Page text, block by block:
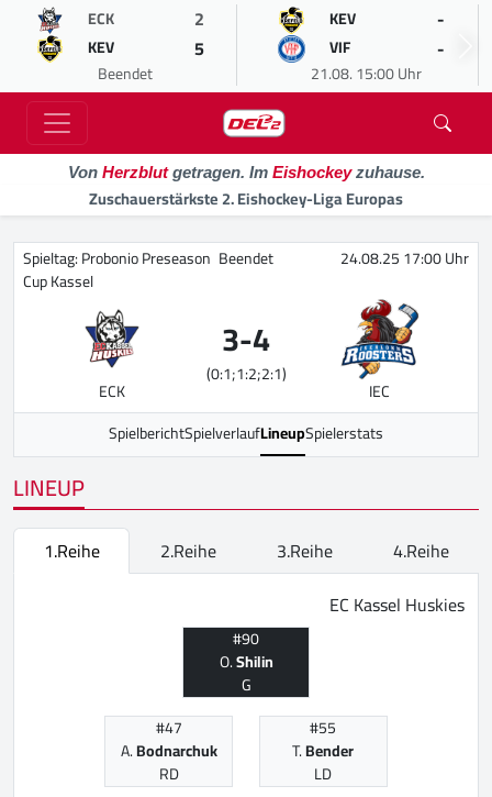
ECK 2
KEV 5
Beendet
KEV -
VIF -
21.08. 15:00 Uhr
Von Herzblutgetragen. Im Eishockeyzuhause.
Zuschauerstärkste 2. Eishockey-Liga Europas
Spieltag: Probonio Preseason
Cup Kassel
Beendet 24.08.25 17:00 Uhr
ECK
3-4
(0:1;1:2;2:1)
IEC
SpielberichtSpielverlaufLineupSpielerstats
LINEUP
1.Reihe 2.Reihe 3.Reihe
4.Reihe
EC Kassel Huskies
#90
O.Shilin
G
#47
A.Bodnarchuk
RD
#55
T.Bender
LD